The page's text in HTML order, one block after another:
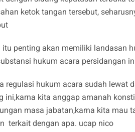
ketok tangan tersebut,
itu penting akan memiliki landasan
hukum acara persidangan
regulasi hukum acara sudah lewat
ini,karna kita anggap amanah
masa jabatan,karna kita mau
terkait dengan apa. ucap nico